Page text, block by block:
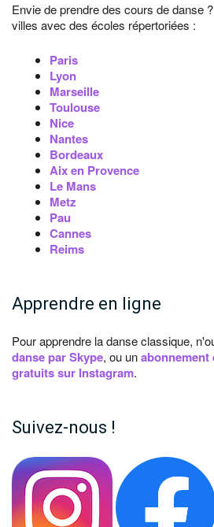
Envie de prendre des cours de danse
villes avec des écoles répertoriées :
Paris
Lyon
Marseille
Toulouse
Nice
Nantes
Bordeaux
Aix en Provence
Le Mans
Metz
Pau
Cannes
Reims
Apprendre en ligne
Pour apprendre la danse classique,
danse par Skype, ou unabonnement
gratuits sur Instagram.
Suivez-nous !